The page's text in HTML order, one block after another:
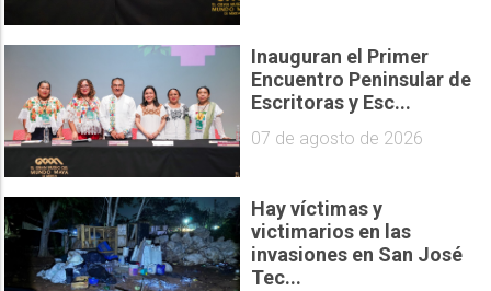
Inauguran el Primer
Encuentro Peninsular de
Escritoras y Esc...
07 de agosto de 2026
Hay víctimas y
victimarios en las
invasiones en San José
Tec...